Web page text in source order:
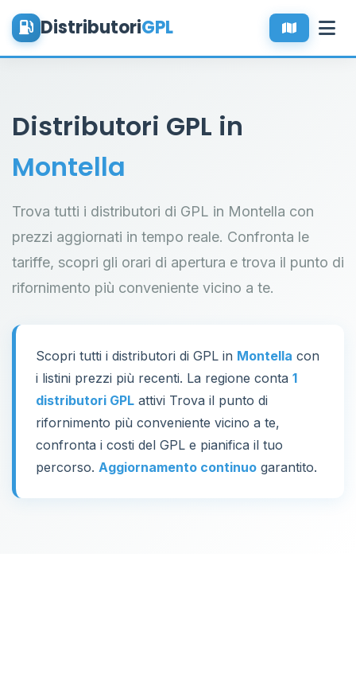
DistributoriGPL
Distributori GPL in
Montella
Trova tutti i distributori di GPL in Montella con
prezzi aggiornati in tempo reale. Confronta le
tariffe, scopri gli orari di apertura e trova il punto di
rifornimento più conveniente vicino a te.
Scopri tutti i distributori di GPL in Montella con
i listini prezzi più recenti. La regione conta 1
distributori GPL attivi Trova il punto di
rifornimento più conveniente vicino a te,
confronta i costi del GPL e pianifica il tuo
percorso. Aggiornamento continuo garantito.